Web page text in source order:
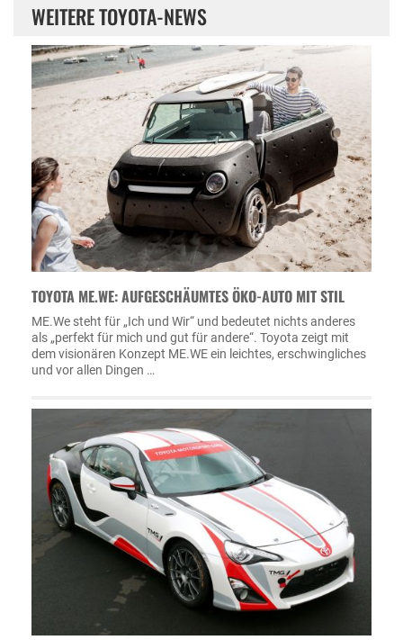
WEITERE TOYOTA-NEWS
TOYOTA ME.WE: AUFGESCHÄUMTES ÖKO-AUTO MIT STIL
ME.We steht für „Ich und Wir“ und bedeutet nichts anderes
als „perfekt für mich und gut für andere“. Toyota zeigt mit
dem visionären Konzept ME.WE ein leichtes, erschwingliches
und vor allen Dingen …